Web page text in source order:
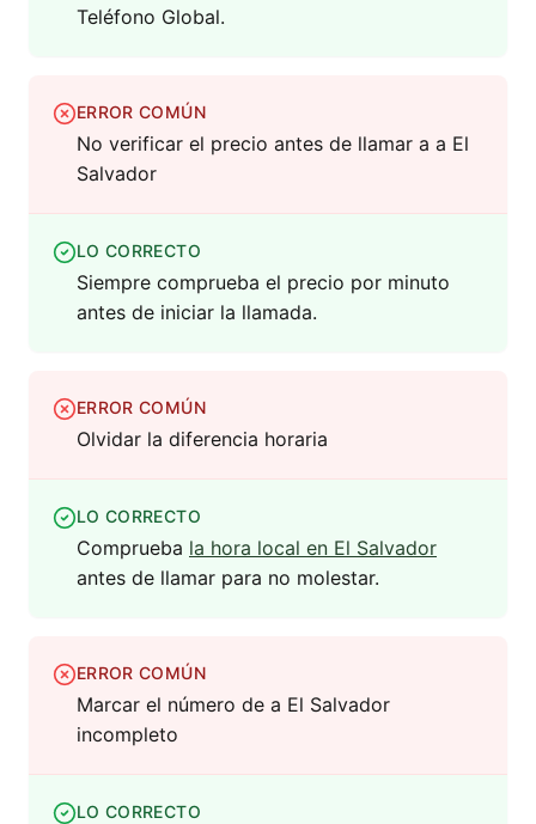
Teléfono Global.
ERROR COMÚN
No verificar el precio antes de llamar a a El
Salvador
LO CORRECTO
Siempre comprueba el precio por minuto
antes de iniciar la llamada.
ERROR COMÚN
Olvidar la diferencia horaria
LO CORRECTO
Comprueba la hora local en El Salvador
antes de llamar para no molestar.
ERROR COMÚN
Marcar el número de a El Salvador
incompleto
LO CORRECTO